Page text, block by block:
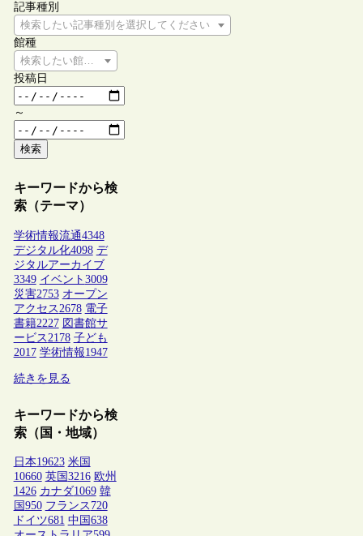
記事種別
検索したい記事種別を選択してください
館種
検索したい館種を選択してください
投稿日
～
検索
キーワードから検
索（テーマ）
学術情報流通4348
デジタル化4098 デ
ジタルアーカイブ
3349 イベント 3009
災害2753 オープン
アクセス 2678 電子
書籍2227 図書館サ
ービス 2178 子ども
2017 学術情報1947
続きを見る
キーワードから検
索（国・地域）
日本19623 米国
10660 英国 3216 欧州
1426 カナダ1069 韓
国 950 フランス 720
ドイツ681 中国 638